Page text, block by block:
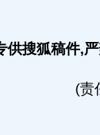
搜狐稿件,严
(责